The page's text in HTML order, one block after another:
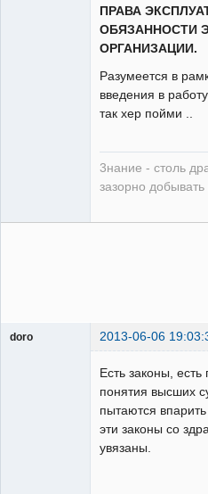
ПРАВА
ОБЯЗАННОСТИ
ОРГАНИЗАЦИИ.
Разумеется в
введения в
так хер пойми ..
3нание - столь
зазорно добывать
doro 2013-06-06
Есть законы,
понятия высших
пытаются
эти законы со
увязаны.